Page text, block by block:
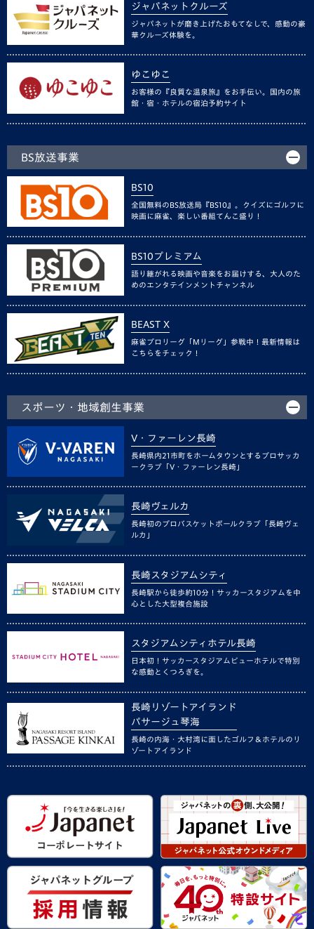
ジャパネットクルーズ
ジャパネットが磨き上げたおもてなしで、感動の豪
華クルーズ体験を。
ゆこゆこ
お客様の『良質な温泉旅』をお手伝い。国内の旅
館・宿・ホテルの宿泊予約サイト
BS放送事業
BS10
全国無料のBS放送局『BS10』。クイズにゴルフに
映画に麻雀、楽しい番組てんこ盛り！
BS10プレミアム
語り継がれる映画や音楽をお届けする、大人のた
めのエンタテインメントチャンネル
BEAST X
麻雀プロリーグ「Mリーグ」参戦中！最新情報は
こちらをチェック！
スポーツ・地域創生事業
V・ファーレン長崎
長崎県内21市町をホームタウンとするプロサッカ
ークラブ「V・ファーレン長崎」
長崎ヴェルカ
長崎初のプロバスケットボールクラブ「長崎ヴェ
ルカ」
長崎スタジアムシティ
長崎駅から徒歩約10分！サッカースタジアムを中
心とした大型複合施設
スタジアムシティホテル長崎
日本初！サッカースタジアムビューホテルで特別
な感動とくつろぎを。
長崎リゾートアイランド
パサージュ琴海
長崎の内海・大村湾に面したゴルフ＆ホテルのリ
ゾートアイランド